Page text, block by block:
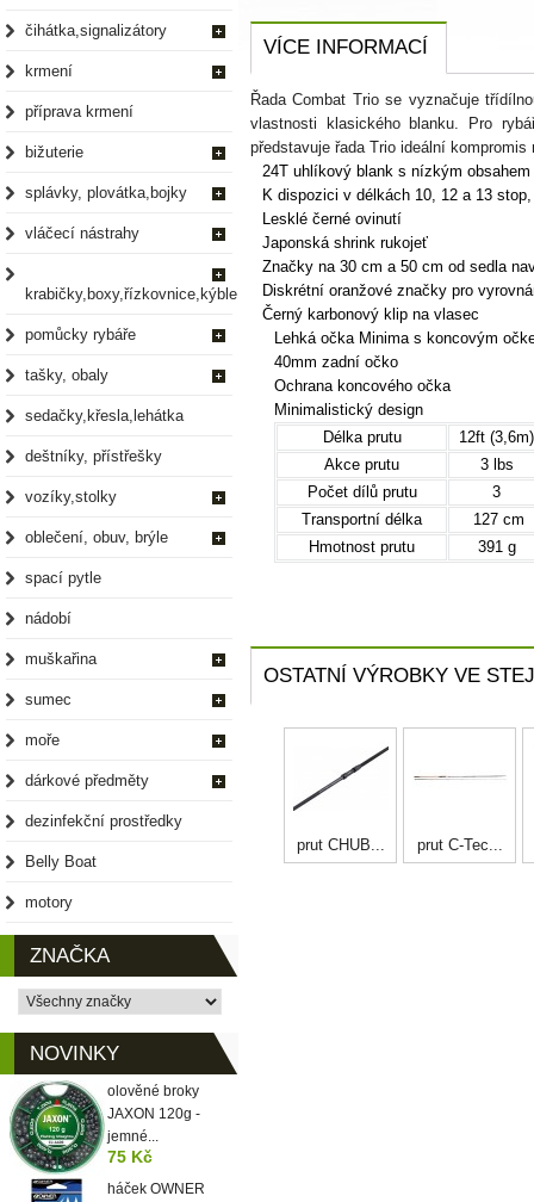
čihátka,signalizátory
krmení
příprava krmení
bižuterie
splávky, plovátka,bojky
vláčecí nástrahy
krabičky,boxy,řízkovnice,kýble
pomůcky rybáře
tašky, obaly
sedačky,křesla,lehátka
deštníky, přístřešky
vozíky,stolky
oblečení, obuv, brýle
spací pytle
nádobí
muškařina
sumec
moře
dárkové předměty
dezinfekční prostředky
Belly Boat
motory
ZNAČKA
NOVINKY
olověné broky
JAXON 120g -
jemné...
75 Kč
háček OWNER
VÍCE INFORMACÍ
Řada Combat Trio se vyznačuje
vlastnosti klasického blanku. Pro
představuje řada Trio ideální
24T uhlíkový blank s nízkým
K dispozici v délkách 10, 12 a 13
Lesklé černé ovinutí
Japonská shrink rukojeť
Značky na 30 cm a 50 cm od sedla
Diskrétní oranžové značky pro
Černý karbonový klip na vlasec
Lehká očka Minima s koncovým
40mm zadní očko
Ochrana koncového očka
Minimalistický design
Délka prutu
12ft (3,6m)
Akce prutu
3 lbs
Počet dílů prutu
3
Transportní délka
127
Hmotnost prutu
391 g
OSTATNÍ VÝROBKY VE
prut CHUB... prut C-Tec...